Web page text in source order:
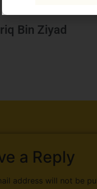
Bin Ziyad
a Reply
address will not be